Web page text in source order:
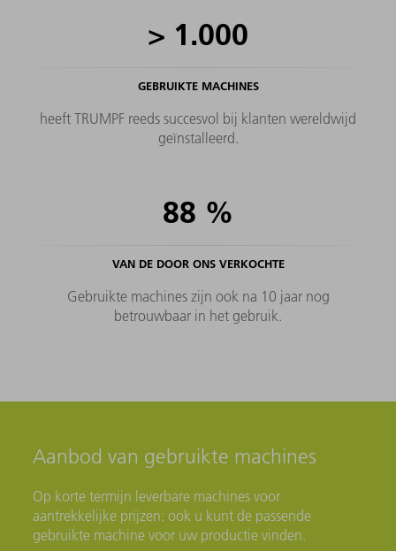
> 1.000
GEBRUIKTE MACHINES
heeft TRUMPF reeds succesvol bij klanten wereldwijd
geïnstalleerd.
88 %
VAN DE DOOR ONS VERKOCHTE
Gebruikte machines zijn ook na 10 jaar nog
betrouwbaar in het gebruik.
Aanbod van gebruikte machines
Op korte termijn leverbare machines voor
aantrekkelijke prijzen: ook u kunt de passende
gebruikte machine voor uw productie vinden.